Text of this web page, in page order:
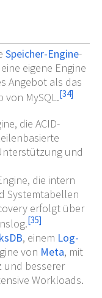
Speicher-Engine-
eigene Engine
Angebot als das
MySQL.[34]
die ACID-
und
die intern
Systemtabellen
erfolgt über
[35]
, einem Log-
von Meta, mit
und besserer
Workloads.